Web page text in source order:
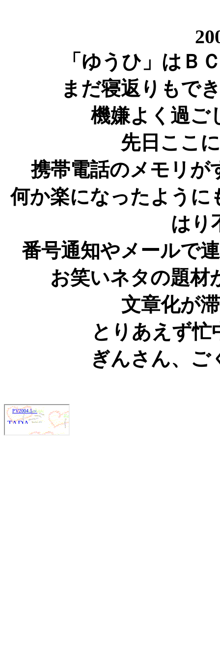
「ゆうひ」はＢ
まだ寝返りもで
機嫌よく過ご
先日ここ
携帯電話のメモリが
何か楽になったように
はり
番号通知やメールで
お笑いネタの題材
文章化が
とりあえず忙
ぎんさん、ご